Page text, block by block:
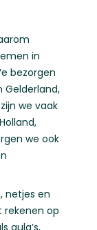
in
bezorgen
Gelderland,
we vaak
,
we ook
netjes en
op